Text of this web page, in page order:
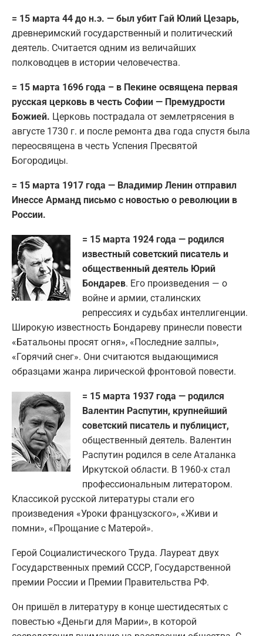
= 15 марта 44 до н.э. — был убит Гай Юлий Цезарь,
древнеримский государственный и политический
деятель. Считается одним из величайших
полководцев в истории человечества.
= 15 марта 1696 года – в Пекине освящена первая
русская церковь в честь Софии — Премудрости
Божией. Церковь пострадала от землетрясения в
августе 1730 г. и после ремонта два года спустя была
переосвящена в честь Успения Пресвятой
Богородицы.
= 15 марта 1917 года — Владимир Ленин отправил
Инессе Арманд письмо с новостью о революции в
России.
= 15 марта 1924 года — родился
известный советский писатель и
общественный деятель Юрий
Бондарев. Его произведения — о
войне и армии, сталинских
репрессиях и судьбах интеллигенции.
Широкую известность Бондареву принесли повести
«Батальоны просят огня», «Последние залпы»,
«Горячий снег». Они считаются выдающимися
образцами жанра лирической фронтовой повести.
= 15 марта 1937 года — родился
Валентин Распутин, крупнейший
советский писатель и публицист,
общественный деятель. Валентин
Распутин родился в селе Аталанка
Иркутской области. В 1960-х стал
профессиональным литератором.
Классикой русской литературы стали его
произведения «Уроки французского», «Живи и
помни», «Прощание с Матерой».
Герой Социалистического Труда. Лауреат двух
Государственных премий СССР, Государственной
премии России и Премии Правительства РФ.
Он пришёл в литературу в конце шестидесятых с
повестью «Деньги для Марии», в которой